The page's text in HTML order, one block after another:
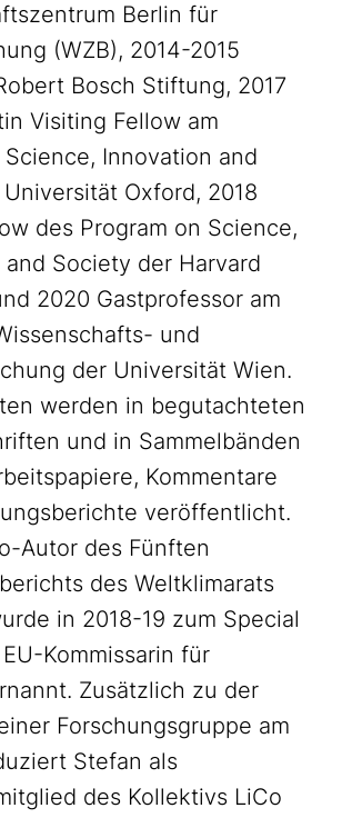
Berlin für
(WZB), 2014-2015
Bosch Stiftung, 2017
Visiting Fellow am
Innovation and
Oxford, 2018
des Program on Science,
Society der Harvard
2020 Gastprofessor am
und
der Universität Wien.
werden in begutachteten
und in Sammelbänden
Kommentare
veröffentlicht.
Autor des Fünften
des Weltklimarats
in 2018-19 zum Special
Kommissarin für
Zusätzlich zu der
Forschungsgruppe am
Stefan als
des Kollektivs LiCo